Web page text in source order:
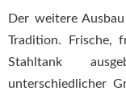
Der weitere
Tradition. Frische,
Stahltank
unterschiedlicher